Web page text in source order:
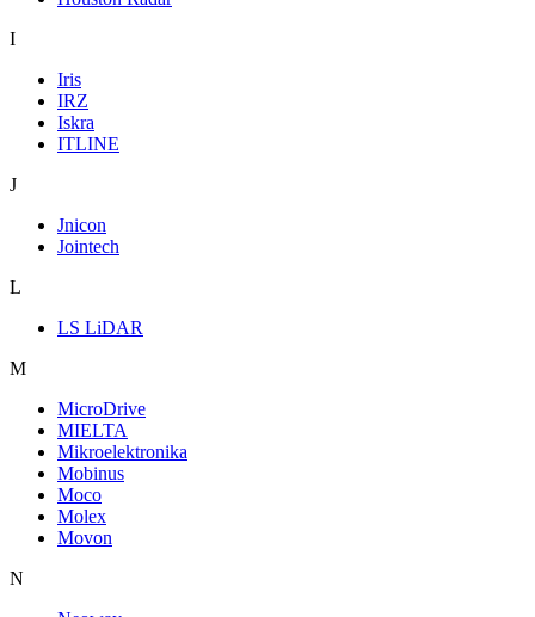
I
Iris
IRZ
Iskra
ITLINE
J
Jnicon
Jointech
L
LS LiDAR
M
MicroDrive
MIELTA
Mikroelektronika
Mobinus
Moco
Molex
Movon
N